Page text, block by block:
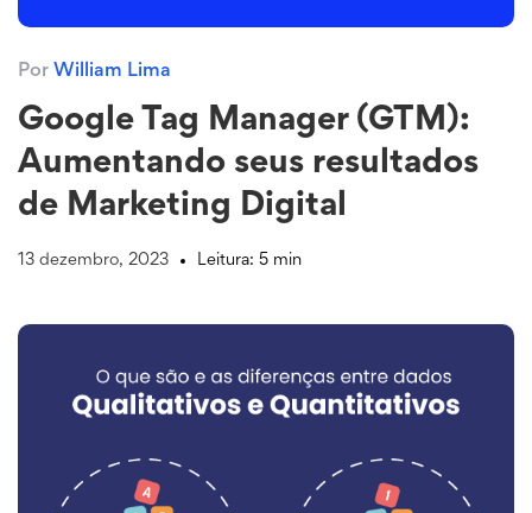
Por William Lima
Google Tag Manager (GTM):
Aumentando seus resultados
de Marketing Digital
13 dezembro, 2023 Leitura: 5 min